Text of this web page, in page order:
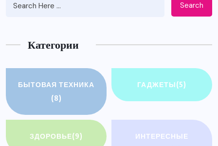
Search
Категории
БЫТОВАЯ ТЕХНИКА
(8)
ГАДЖЕТЫ(5)
ЗДОРОВЬЕ(9)
ИНТЕРЕСНЫЕ